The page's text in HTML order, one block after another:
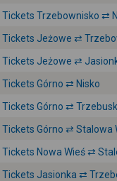
Tickets Trzebownisko ⇄
Tickets Jeżowe ⇄
Tickets Jeżowe ⇄
Tickets Górno ⇄ Nisko
Tickets Górno ⇄
Tickets Górno ⇄ Stalowa
Tickets Nowa Wieś ⇄
Tickets Jasionka ⇄